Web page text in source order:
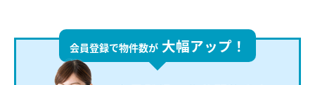
会員登録で物件数が 大幅アップ！